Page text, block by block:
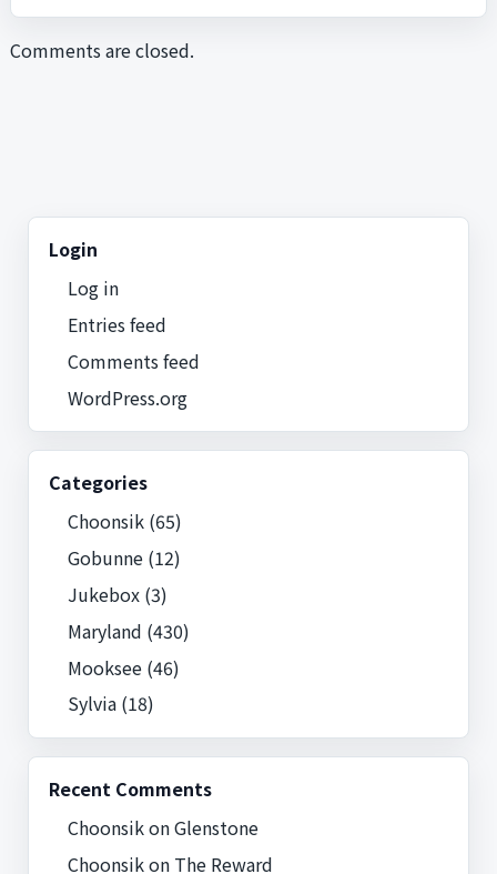
Comments are closed.
Login
Log in
Entries feed
Comments feed
WordPress.org
Categories
Choonsik(65)
Gobunne(12)
Jukebox(3)
Maryland (430)
Mooksee(46)
Sylvia(18)
Recent Comments
ChoonsikonGlenstone
Choonsikon The Reward